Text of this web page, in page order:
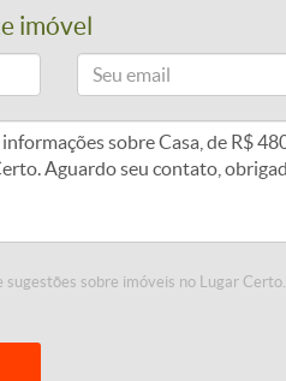
imóvel
sugestões sobre imóveis no Lugar Certo.